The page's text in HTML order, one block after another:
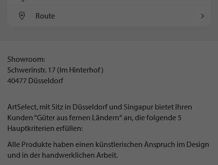
Route
Showroom:
Schwerinstr. 17 (Im Hinterhof)
40477 Düsseldorf
ArtSelect, mit Sitz in Düsseldorf und Singapur bietet Ihren
Kunden “Güter aus fernen Ländern“ an, die folgende 5
Hauptkriterien erfüllen:
Alle Produkte haben einen künstlerischen Anspruch im Design
und in der handwerklichen Arbeit.